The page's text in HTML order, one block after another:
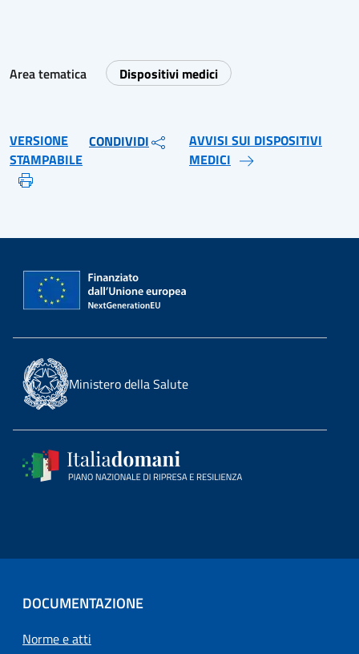
Area tematica Dispositivi medici
VERSIONE
STAMPABILE
CONDIVIDI
AVVISI SUI DISPOSITIVI
MEDICI
Ministero della Salute
DOCUMENTAZIONE
Norme e atti